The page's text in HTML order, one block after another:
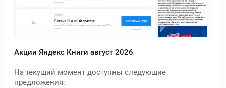
Акции Яндекс Книги август 2026
На текущий момент доступны следующие
предложения: